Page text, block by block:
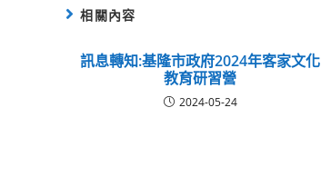
相關內容
訊息轉知:基隆市政府2024年客家文化
教育研習營
2024-05-24